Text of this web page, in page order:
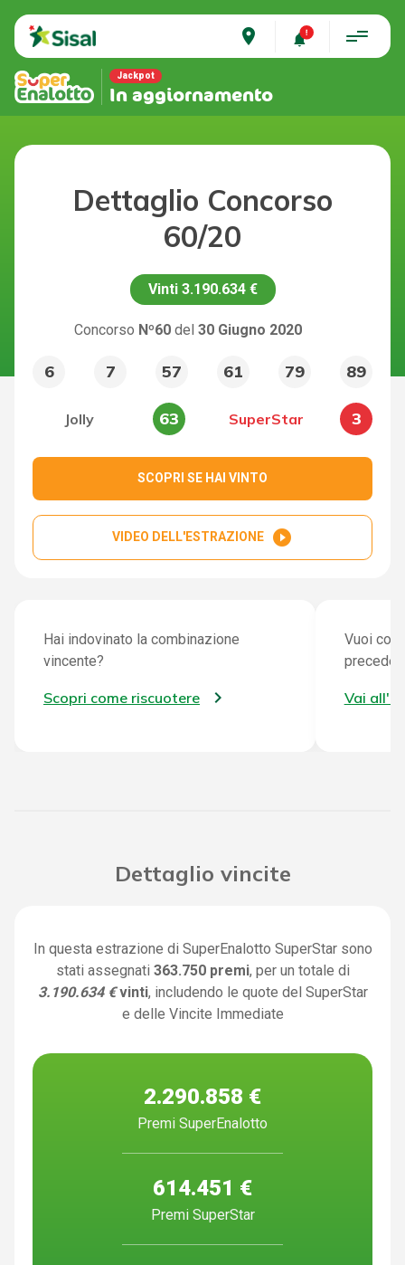
place
Jackpot
In aggiornamento
Dettaglio Concorso
60/20
Vinti 3.190.634 €
Concorso Nº60 del 30 Giugno 2020
6 7 57 61 79 89
Jolly 63 SuperStar 3
SCOPRI SE HAI VINTO
VIDEO DELL'ESTRAZIONE play_circle_filled
Hai indovinato la combinazione
vincente?
Scopri come riscuotere
Vuoi
Vai
Dettaglio vincite
In questa estrazione di SuperEnalotto SuperStar sono
stati assegnati 363.750 premi, per un totale di
3.190.634 € vinti, includendo le quote del SuperStar
e delle Vincite Immediate
2.290.858 €
Premi SuperEnalotto
614.451 €
Premi SuperStar